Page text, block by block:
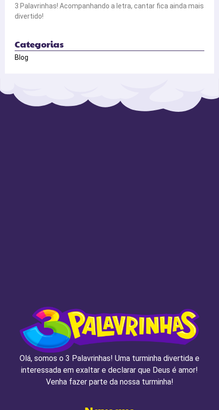
3 Palavrinhas! Acompanhando a letra, cantar fica ainda mais
divertido!
Categorias
Blog
Loja
Aplicativos
Atividades
Blog